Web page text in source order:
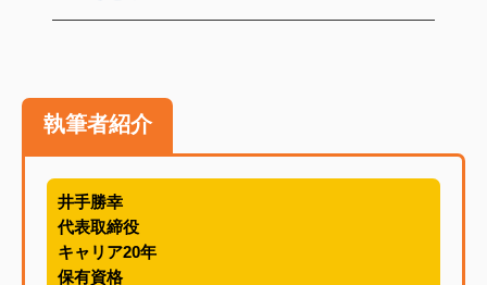
執筆者紹介
井手勝幸
代表取締役
キャリア20年
保有資格